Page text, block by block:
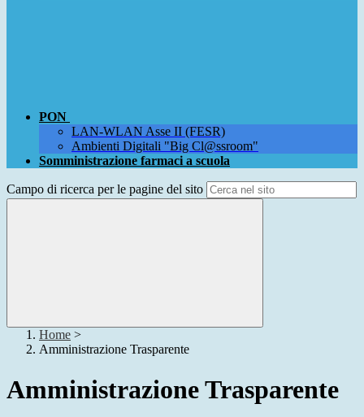
PON
LAN-WLAN Asse II (FESR)
Ambienti Digitali "Big Cl@ssroom"
Somministrazione farmaci a scuola
Campo di ricerca per le pagine del sito
Home >
Amministrazione Trasparente
Amministrazione Trasparente